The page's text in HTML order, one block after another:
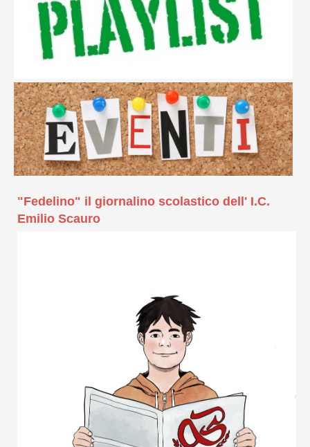
"Fedelino" il giornalino scolastico dell' I.C.
Emilio Scauro